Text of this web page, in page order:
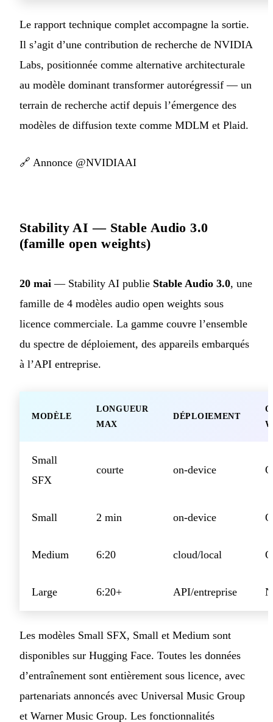
Le rapport technique complet accompagne la sortie.
Il s’agit d’une contribution de recherche de NVIDIA
Labs, positionnée comme alternative architecturale
au modèle dominant transformer autorégressif — un
terrain de recherche actif depuis l’émergence des
modèles de diffusion texte comme MDLM et Plaid.
🔗 Annonce @NVIDIAAI
Stability AI — Stable Audio 3.0
(famille open weights)
20 mai — Stability AI publie Stable Audio 3.0, une
famille de 4 modèles audio open weights sous
licence commerciale. La gamme couvre l’ensemble
du spectre de déploiement, des appareils embarqués
à l’API entreprise.
MODÈLE
LONGUEUR
MAX
DÉPLOIEMENT
Small
SFX
courte on-device
Small 2 min on-device
Medium 6:20 cloud/local
Large 6:20+ API/entreprise
Les modèles Small SFX, Small et Medium sont
disponibles sur Hugging Face. Toutes les données
d’entraînement sont entièrement sous licence, avec
partenariats annoncés avec Universal Music Group
et Warner Music Group. Les fonctionnalités